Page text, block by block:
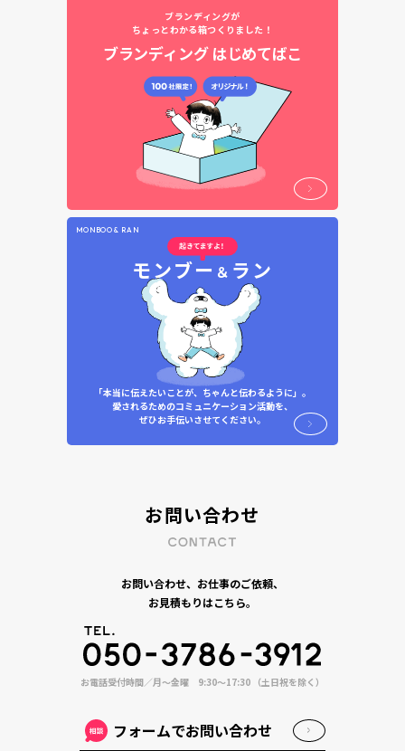
ブランディングが
ちょっとわかる箱つくりました！
ブランディング はじめてばこ
MONBOO & RAN
モンブー ＆ ラン
「本当に伝えたいことが、ちゃんと伝わるように」。
愛されるためのコミュニケーション活動を、
ぜひお手伝いさせてください。
お問い合わせ
お問い合わせ、お仕事のご依頼、
お見積もりはこちら。
お電話受付時間／月〜金曜 9:30〜17:30 （土日祝を除く）
フォームでお問い合わせ